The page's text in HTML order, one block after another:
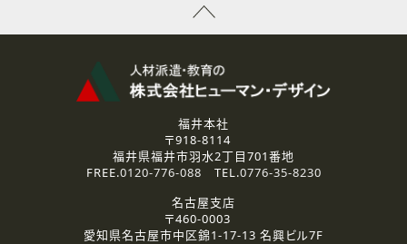
資料送付、受講相談に関するご連絡のために利用いたしま
その他、お問い合わせの内容に回答するために利用いたし
なお、ご連絡手段は、電話・Ｅメールのいずれかの方法とい
2.個人情報の第三者提供
ご提供いただいた個人情報は、法令等の規定に従う場合を除き、
3.個人情報の取り扱いの委託
弊社の定める個人情報保護の評価基準を満たした委託先に、個
福井本社
〒918-8114
福井県福井市羽水2丁目701番地
FREE.0120-776-088 TEL.0776-35-8230
名古屋支店
〒460-0003
愛知県名古屋市中区錦1-17-13 名興ビル7F